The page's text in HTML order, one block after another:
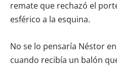
remate que rechazó el
esférico a la esquina.
No se lo pensaría Néstor
cuando recibía un balón